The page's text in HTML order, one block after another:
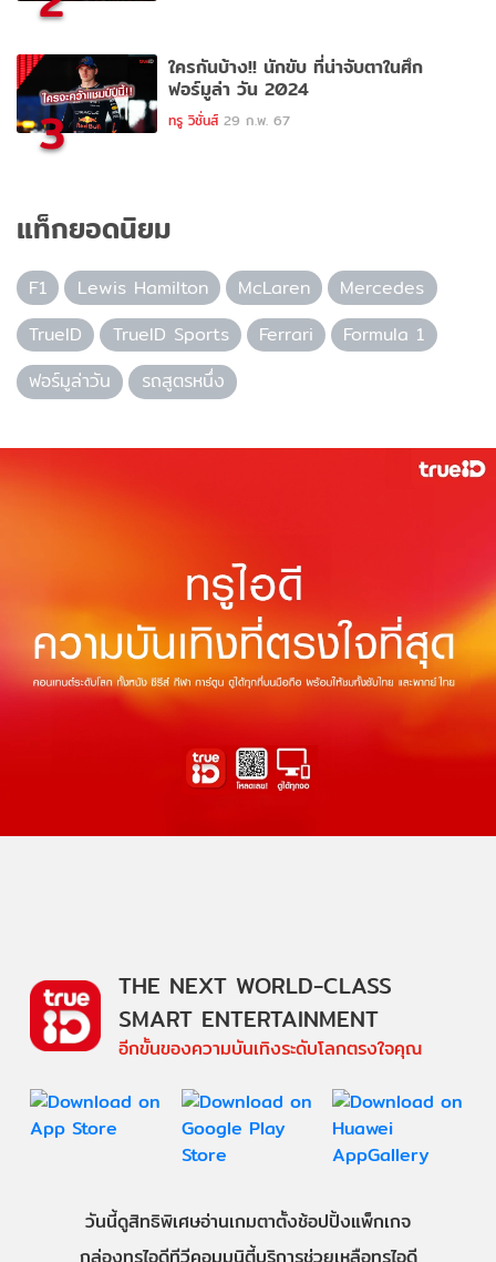
3
ใครกันบ้าง!! นักขับ ที่น่าจับตาในศึก
ฟอร์มูล่า วัน 2024
ทรู วิชั่นส์ 29 ก.พ. 67
แท็กยอดนิยม
F1 Lewis Hamilton McLaren
Mercedes
TrueID
TrueID Sports Ferrari
Formula 1
ฟอร์มูล่าวัน
รถสูตรหนึ่ง
THE NEXT WORLD-CLASS
SMART ENTERTAINMENT
อีกขั้นของความบันเทิงระดับโลกตรงใจคุณ
วันนี้ดูสิทธิพิเศษอ่านเกมตาตั้งช้อปปิ้งแพ็กเกจ